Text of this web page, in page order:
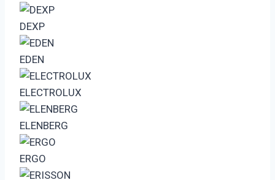
DEXP
EDEN
ELECTROLUX
ELENBERG
ERGO